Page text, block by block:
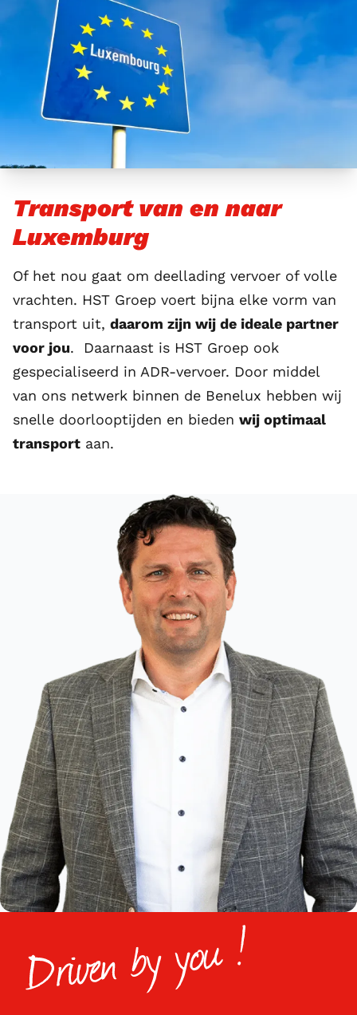
Transport van en naar
Luxemburg
Of het nou gaat om deellading vervoer of volle
vrachten. HST Groep voert bijna elke vorm van
transport uit, daarom zijn wij de ideale partner
voor jou. Daarnaast is HST Groep ook
gespecialiseerd in ADR-vervoer. Door middel
van ons netwerk binnen de Benelux hebben wij
snelle doorlooptijden en bieden wij optimaal
transport aan.